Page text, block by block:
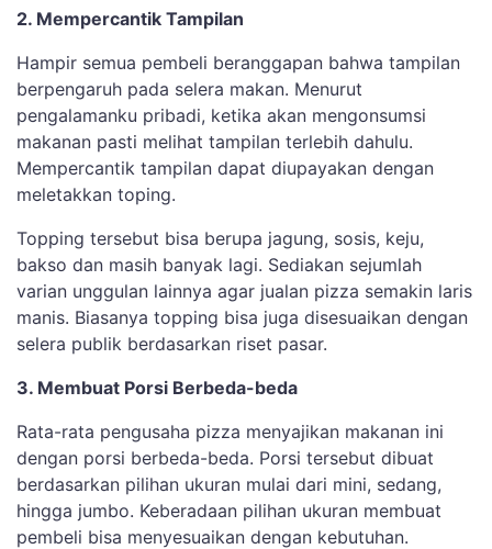
2. Mempercantik Tampilan
Hampir semua pembeli beranggapan bahwa tampilan
berpengaruh pada selera makan. Menurut
pengalamanku pribadi, ketika akan mengonsumsi
makanan pasti melihat tampilan terlebih dahulu.
Mempercantik tampilan dapat diupayakan dengan
meletakkan toping.
Topping tersebut bisa berupa jagung, sosis, keju,
bakso dan masih banyak lagi. Sediakan sejumlah
varian unggulan lainnya agar jualan pizza semakin laris
manis. Biasanya topping bisa juga disesuaikan dengan
selera publik berdasarkan riset pasar.
3. Membuat Porsi Berbeda-beda
Rata-rata pengusaha pizza menyajikan makanan ini
dengan porsi berbeda-beda. Porsi tersebut dibuat
berdasarkan pilihan ukuran mulai dari mini, sedang,
hingga jumbo. Keberadaan pilihan ukuran membuat
pembeli bisa menyesuaikan dengan kebutuhan.